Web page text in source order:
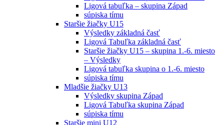
Ligová tabuľka – skupina Západ
súpiska tímu
Staršie žiačky U15
Výsledky základná časť
Ligová Tabuľka základná časť
Staršie žiačky U15 – skupina 1.-6. miesto
– Výsledky
Ligová tabuľka skupina o 1.-6. miesto
súpiska tímu
Mladšie žiačky U13
Výsledky skupina Západ
Ligová Tabuľka skupina Západ
súpiska tímu
Staršie mini U12